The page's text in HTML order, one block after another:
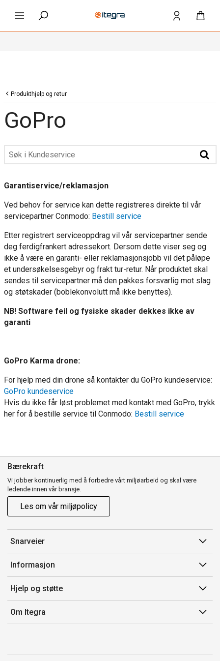
Produkthjelp og retur
GoPro
Garantiservice/reklamasjon
Ved behov for service kan dette registreres direkte til vår
servicepartner Conmodo: Bestill service
Etter registrert serviceoppdrag vil vår servicepartner sende
deg ferdigfrankert adressekort. Dersom dette viser seg og
ikke å være en garanti- eller reklamasjonsjobb vil det påløpe
et undersøkelsesgebyr og frakt tur-retur. Når produktet skal
sendes til servicepartner må den pakkes forsvarlig mot slag
og støtskader (boblekonvolutt må ikke benyttes).
NB! Software feil og fysiske skader dekkes ikke av
garanti
GoPro Karma drone:
For hjelp med din drone så kontakter du GoPro kundeservice:
GoPro kundeservice
Hvis du ikke får løst problemet med kontakt med GoPro, trykk
her for å bestille service til Conmodo: Bestill service
Bærekraft
Vi jobber kontinuerlig med å forbedre vårt miljøarbeid og skal være
ledende innen vår bransje.
Les om vår miljøpolicy
Snarveier
Min side
Ordreoversikt
Handlelister
Informasjon
Salgsbetingelser
Hjelp og støtte
Kontakt oss
Kundeservice
Produkthjelp og retur
Om Itegra